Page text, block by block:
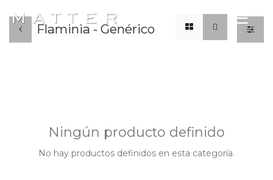
Flaminia - Genérico
Ningún producto definido
No hay productos definidos en esta categoría.
☰x